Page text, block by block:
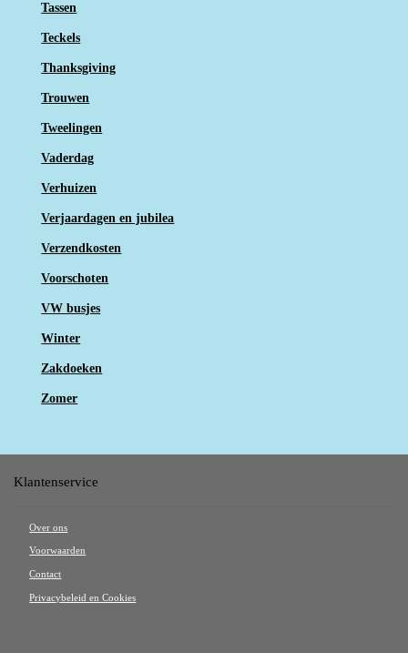
Tassen
Teckels
Thanksgiving
Trouwen
Tweelingen
Vaderdag
Verhuizen
Verjaardagen en jubilea
Verzendkosten
Voorschoten
VW busjes
Winter
Zakdoeken
Zomer
Klantenservice
Over ons
Voorwaarden
Contact
Privacybeleid en Cookies